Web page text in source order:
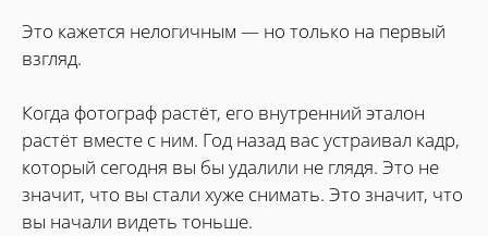
Это кажется нелогичным — но только на первый
взгляд.
Когда фотограф растёт, его внутренний эталон
растёт вместе с ним. Год назад вас устраивал кадр,
который сегодня вы бы удалили не глядя. Это не
значит, что вы стали хуже снимать. Это значит, что
вы начали видеть тоньше.